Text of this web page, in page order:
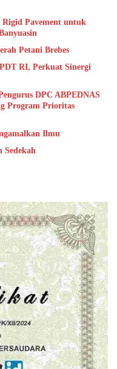
Rigid Pavement untuk
Petani Brebes
RI, Perkuat Sinergi
DPC ABPEDNAS
Program Prioritas
Ilmu